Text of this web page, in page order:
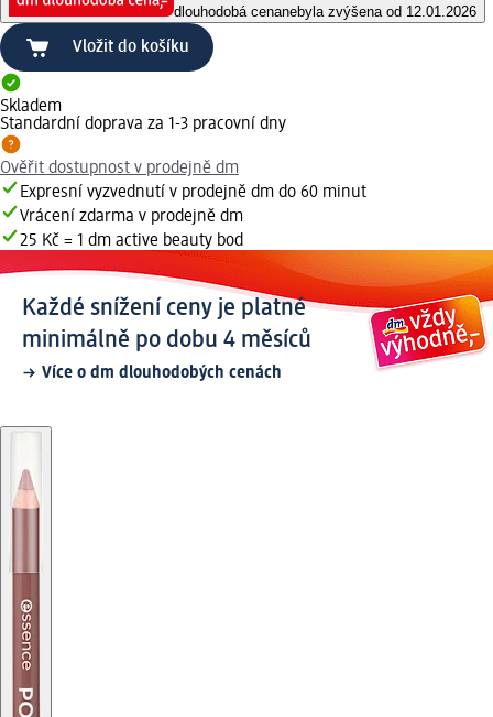
dlouhodobá cenanebyla zvýšena od 12.01.2026
Vložit do košíku
Skladem
Standardní doprava za 1-3 pracovní dny
Ověřit dostupnost v prodejně dm
Expresní vyzvednutí v prodejně dm do 60 minut
Vrácení zdarma v prodejně dm
25 Kč = 1 dm active beauty bod
Každé snížení ceny je platné
minimálně po dobu 4 měsíců
Více o dm dlouhodobých cenách